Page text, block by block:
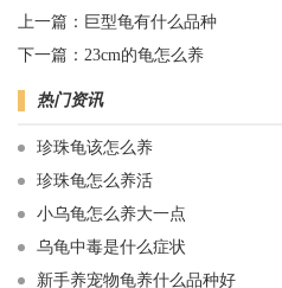
上一篇： 巨型龟有什么品种
下一篇： 23cm的龟怎么养
热门资讯
珍珠龟该怎么养
珍珠龟怎么养活
小乌龟怎么养大一点
乌龟中毒是什么症状
新手养宠物龟养什么品种好